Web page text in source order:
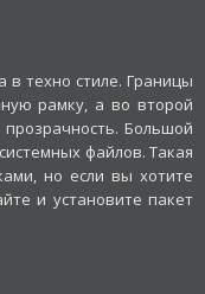
техно стиле. Границы
рамку, а во второй
Большой
файлов. Такая
но если вы хотите
и установите пакет